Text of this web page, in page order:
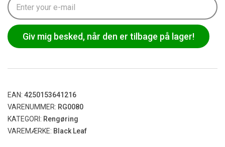
Giv mig besked, når den er tilbage på lager!
EAN: 4250153641216
VARENUMMER: RG0080
KATEGORI: Rengøring
VAREMÆRKE: Black Leaf